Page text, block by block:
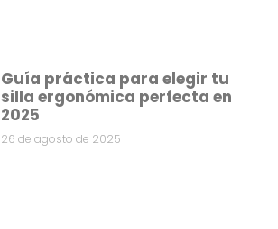
Guía práctica para elegir tu
silla ergonómica perfecta en
2025
26 de agosto de 2025